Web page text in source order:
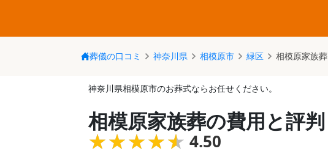
葬儀の口コミ 神奈川県 相模原市 緑区 相模原家族葬
神奈川県相模原市のお葬式ならお任せください。
相模原家族葬の費用と評判
★★★★★
★★★★★ 4.50